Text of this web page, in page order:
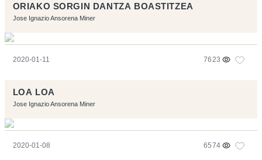
ORIAKO SORGIN DANTZA BOASTITZEA
Jose Ignazio Ansorena Miner
2020-01-11 7623
LOA LOA
Jose Ignazio Ansorena Miner
2020-01-08 6574